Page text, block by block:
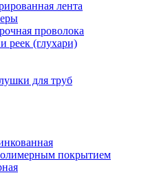
лента
проволока
реек (глухари)
для труб
покрытием